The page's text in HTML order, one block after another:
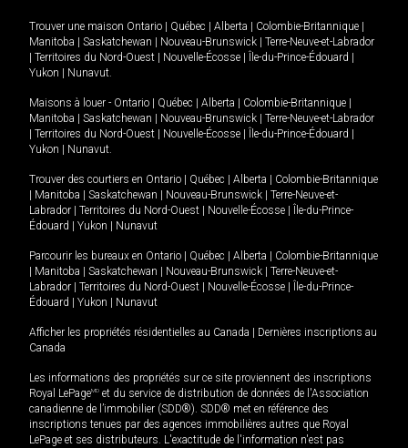
Trouver une maison Ontario Québec Alberta Colombie-Britannique
Manitoba
Saskatchewan Nouveau-Brunswick
Terre-Neuve-et-Labrador
Territoires du Nord-Ouest Nouvelle-Écosse Île-du-Prince-Édouard
Yukon
Nunavut.
Maisons à louer - Ontario Québec Alberta Colombie-Britannique
Manitoba
Saskatchewan Nouveau-Brunswick
Terre-Neuve-et-Labrador
Territoires du Nord-Ouest Nouvelle-Écosse Île-du-Prince-Édouard
Yukon
Nunavut.
Trouver des courtiers en Ontario Québec Alberta
Colombie-Britannique
Manitoba Saskatchewan Nouveau-Brunswick
Terre-Neuve-et-
Labrador
Territoires du Nord-Ouest Nouvelle-Écosse
Île-du-Prince-
Édouard
Yukon Nunavut
Parcourir les bureaux en Ontario Québec Alberta
Colombie-Britannique
Manitoba Saskatchewan Nouveau-Brunswick
Terre-Neuve-et-
Labrador
Territoires du Nord-Ouest Nouvelle-Écosse
Île-du-Prince-
Édouard
Yukon Nunavut
Afficher les propriétés résidentielles au Canada
Dernières inscriptions au
Canada
Les informations des propriétés sur ce site proviennent des inscriptions
Royal LePageMD et du service de distribution de données de l'Association
canadienne de l’immobilier (SDD®). SDD® met en référence des
inscriptions tenues par des agences immobilières autres que Royal
LePage et ses distributeurs. L'exactitude de l'information n'est pas